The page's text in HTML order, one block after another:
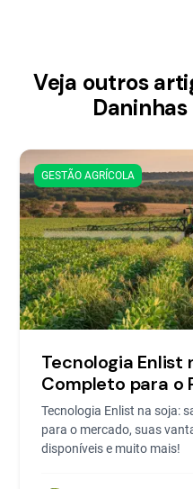
Veja outros
GESTÃO AGRÍCOLA
Tecnologia Enlist
Completo para o
Tecnologia Enlist na soja:
para o mercado, suas
disponíveis e muito mais!